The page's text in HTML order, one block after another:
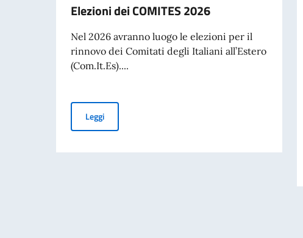
Elezioni dei COMITES 2026
Nel 2026 avranno luogo le elezioni per il
rinnovo dei Comitati degli Italiani all’Estero
(Com.It.Es)....
LeggiElezioni dei COMITES 2026